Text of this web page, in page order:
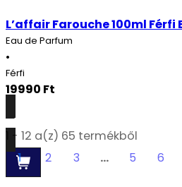
L’affair Farouche 100ml Férfi
Eau de Parfum
•
Férfi
19990 Ft
Részletek
1 - 12 a(z) 65 termékből
1
2 3 … 5 6